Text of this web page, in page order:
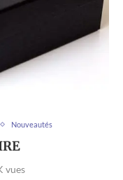
Nouveautés
vues